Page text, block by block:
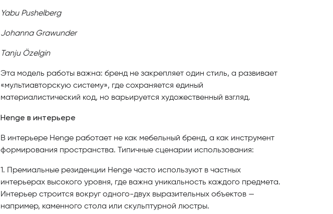
Yabu Pushelberg
Johanna Grawunder
Tanju Özelgin
Эта модель работы важна: бренд не закрепляет один стиль, а развивает
«мультиавторскую систему», где сохраняется единый
материалистический код, но варьируется художественный взгляд.
Henge в интерьере
В интерьере Henge работает не как мебельный бренд, а как инструмент
формирования пространства. Типичные сценарии использования:
1. Премиальные резиденции Henge часто используют в частных
интерьерах высокого уровня, где важна уникальность каждого предмета.
Интерьер строится вокруг одного-двух выразительных объектов —
например, каменного стола или скульптурной люстры.